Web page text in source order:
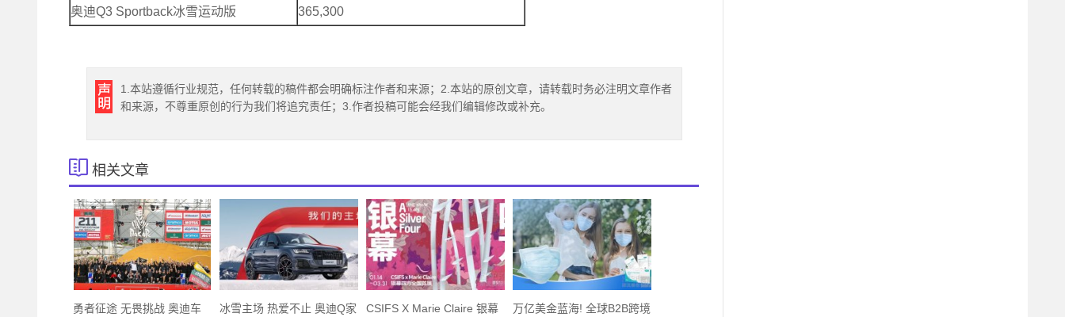
奥迪Q3 Sportback冰雪运动版
365,300
1.本站遵循行业规范，任何转载的稿件都会明确标注作者和来源；2.本站的原创文章，请转载时务必注明文章作者
和来源，不尊重原创的行为我们将追究责任；3.作者投稿可能会经我们编辑修改或补充。
相关文章
勇者征途 无畏挑战 奥迪车 冰雪主场 热爱不止 奥迪Q家 CSIFS X Marie Claire 银幕 万亿美金蓝海! 全球B2B跨境